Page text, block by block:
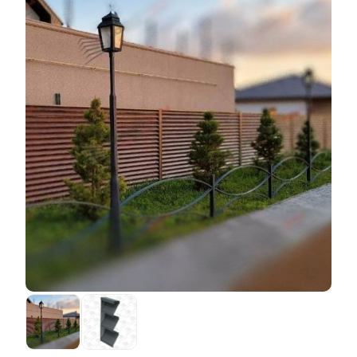
разных производителей разная от 20 до 40 микрон.
Чем толще пленка, тем она надежнее. Иногда пленка
наносится на обе стороны листа, но бывает, что
только на одну. В последнем случае вторую сторону
листа просто грунтуют (эта сторона листа, конечно,
идет на обратную сторону забора). В общем, в этом
смысле выбор на любой вкус и кошелек. Заводы-
производители поставляют нам такую сталь в
огромных рулонах, а мы должны с помощью
специальных станков нарезать из нее листы и
изготовитьламелидля своих заборов. Получаются
красивые и качественные заборы.
Но есть несколько особенностей, на которые нужно
обратить внимание. Во-первых, толщина стали,
которая производится с таким покрытием, обычно
составляет 0,5 мм. При такой толщине можно найти
довольно широкий спектр цветов и фактур. Но если
вам необходимо изготовить забор из более толстой
стали, то, к сожалению, выбор не так широк - один,
два варианта и все. Во-вторых, при производстве
Например, на изготовление секции забора "Люкс" с
глубиной секции 50 мм, высотой
перекрытия потребуется меньше стали, чем на
изготовление аналогичного забора, но, например, с
глубиной секции 80 мм и перекрытиемламелей20
мм. Да и трудоемкость первого забора будет
меньше, чем второго. Отсюда и разница в цене. Вы
платите только за фактическую стоимость
материалов и зарплату рабочих.